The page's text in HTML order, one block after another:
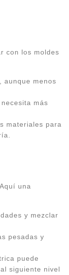
con los moldes
aunque menos
más
materiales para
una
y mezclar
pesadas y
puede
siguiente nivel